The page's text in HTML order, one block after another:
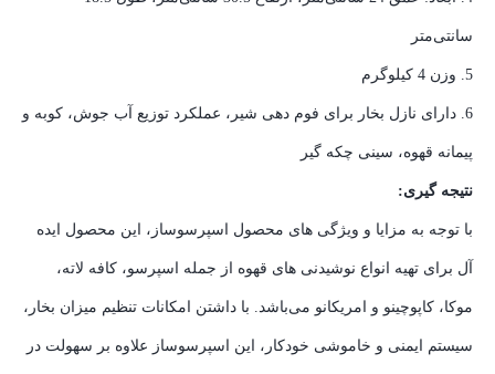
سانتی‌متر
5. وزن 4 کیلوگرم
6. دارای نازل بخار برای فوم دهی شیر، عملکرد توزیع آب جوش، کوبه و
پیمانه قهوه، سینی چکه گیر
نتیجه گیری:
با توجه به مزایا و ویژگی های محصول اسپرسوساز، این محصول ایده
آل برای تهیه انواع نوشیدنی های قهوه از جمله اسپرسو، کافه لاته،
موکا، کاپوچینو و امریکانو می‌باشد. با داشتن امکانات تنظیم میزان بخار،
سیستم ایمنی و خاموشی خودکار، این اسپرسوساز علاوه بر سهولت در